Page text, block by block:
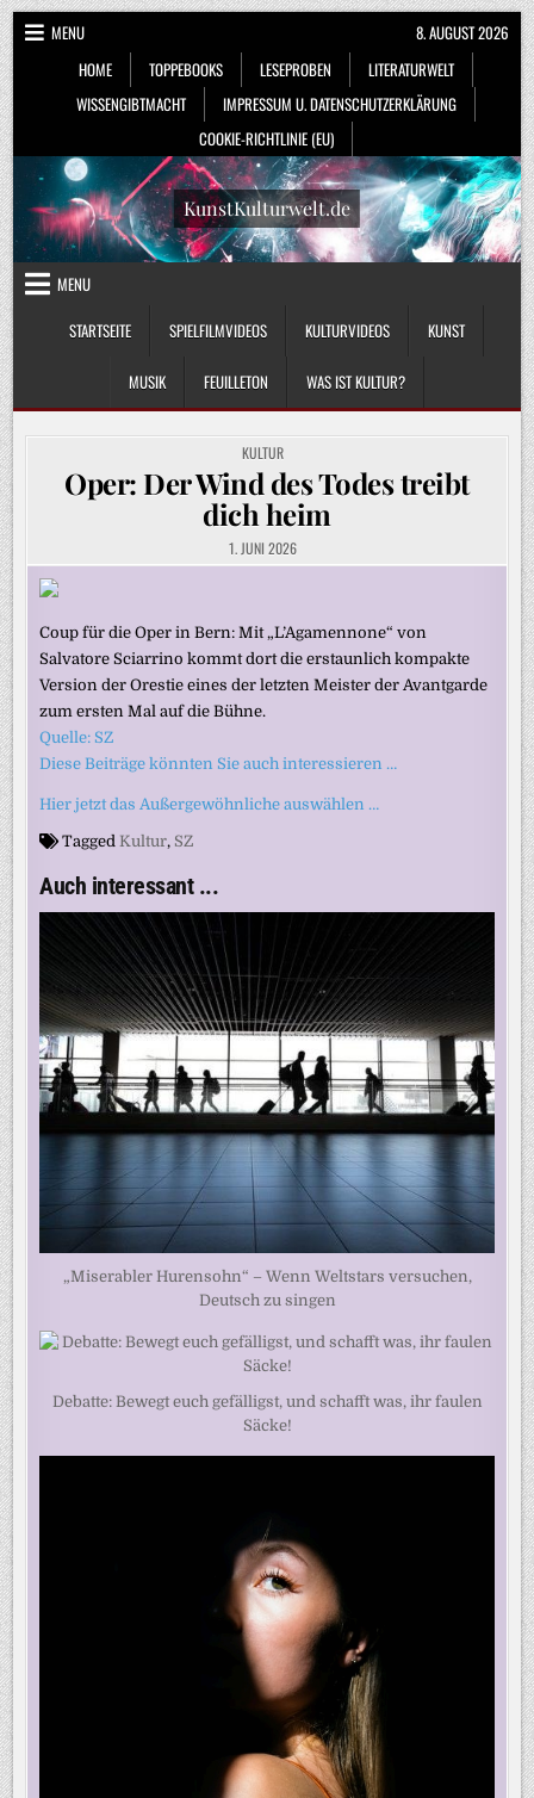
Skip
to
content
MENU
HOME
TOPPEBOOKS LESEPROBEN
LITERATURWELT
WISSENGIBTMACHT
IMPRESSUM U. DATENSCHUTZERKLÄRUNG
COOKIE-RICHTLINIE (EU)
8. AUGUST 2026
KunstKulturwelt.de
MENU
STARTSEITE
SPIELFILMVIDEOS KULTURVIDEOS KUNST
MUSIK FEUILLETON WAS IST KULTUR?
POSTED
IN
KULTUR
Oper: Der Wind des Todes treibt
dich heim
1. JUNI 2026
Coup für die Oper in Bern: Mit „L’Agamennone“ von
Salvatore Sciarrino kommt dort die erstaunlich kompakte
Version der Orestie eines der letzten Meister der Avantgarde
zum ersten Mal auf die Bühne.
Quelle: SZ
Diese Beiträge könnten Sie auch interessieren …
Hier jetzt das Außergewöhnliche auswählen …
Tagged Kultur, SZ
Auch interessant ...
„Miserabler Hurensohn“ – Wenn Weltstars versuchen,
Deutsch zu singen
Debatte: Bewegt euch gefälligst, und schafft was, ihr faulen
Säcke!